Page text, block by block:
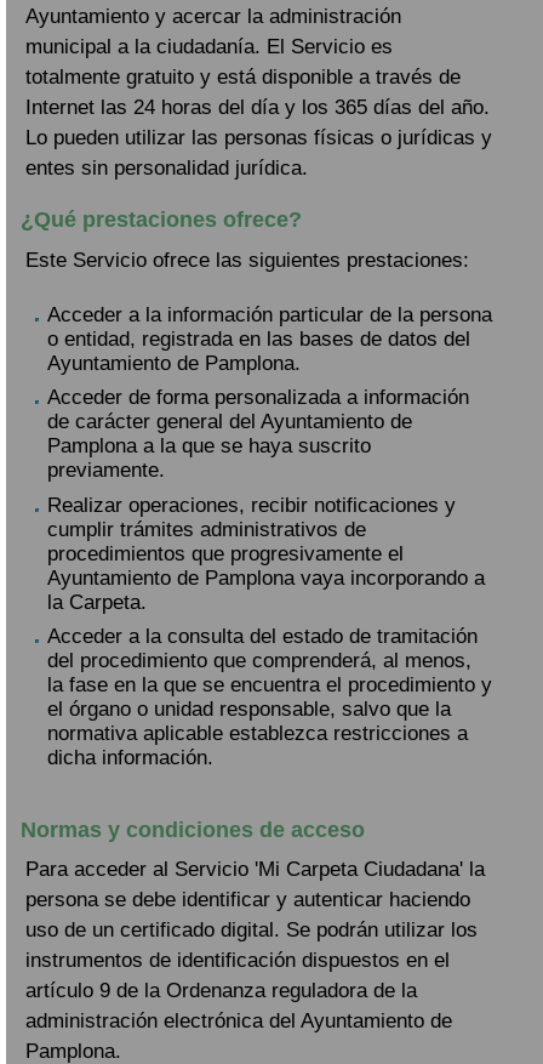
Ayuntamiento y acercar la administración
municipal a la ciudadanía. El Servicio es
totalmente gratuito y está disponible a través de
Internet las 24 horas del día y los 365 días del año.
Lo pueden utilizar las personas físicas o jurídicas y
entes sin personalidad jurídica.
¿Qué prestaciones ofrece?
Este Servicio ofrece las siguientes prestaciones:
Acceder a la información particular de la persona
o entidad, registrada en las bases de datos del
Ayuntamiento de Pamplona.
Acceder de forma personalizada a información
de carácter general del Ayuntamiento de
Pamplona a la que se haya suscrito
previamente.
Realizar operaciones, recibir notificaciones y
cumplir trámites administrativos de
procedimientos que progresivamente el
Ayuntamiento de Pamplona vaya incorporando a
la Carpeta.
Acceder a la consulta del estado de tramitación
del procedimiento que comprenderá, al menos,
la fase en la que se encuentra el procedimiento y
el órgano o unidad responsable, salvo que la
normativa aplicable establezca restricciones a
dicha información.
Normas y condiciones de acceso
Para acceder al Servicio 'Mi Carpeta Ciudadana' la
persona se debe identificar y autenticar haciendo
uso de un certificado digital. Se podrán utilizar los
instrumentos de identificación dispuestos en el
artículo 9 de la Ordenanza reguladora de la
administración electrónica del Ayuntamiento de
Pamplona.